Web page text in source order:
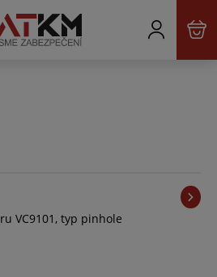
VC9101, typ pinhole